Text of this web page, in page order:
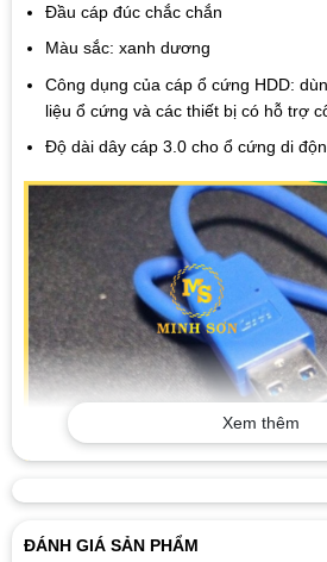
Đầu cáp đúc chắc chắn
Màu sắc: xanh dương
Công dụng của cáp ổ cứng HDD:
liệu ổ cứng và các thiết bị có hỗ trợ
Độ dài dây cáp 3.0 cho ổ cứng di
Xem thêm
ĐÁNH GIÁ SẢN PHẨM